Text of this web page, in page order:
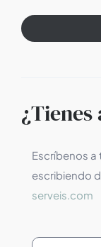
Escríbenos
escribiendo
serveis.com